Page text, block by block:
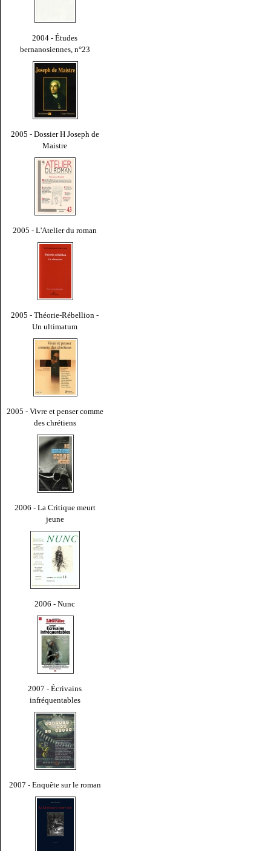
2004 - Études
bernanosiennes, n°23
2005 - Dossier H Joseph de
Maistre
2005 - L'Atelier du roman
2005 - Théorie-Rébellion -
Un ultimatum
2005 - Vivre et penser comme
des chrétiens
2006 - La Critique meurt
jeune
2006 - Nunc
2007 - Écrivains
infréquentables
2007 - Enquête sur le roman